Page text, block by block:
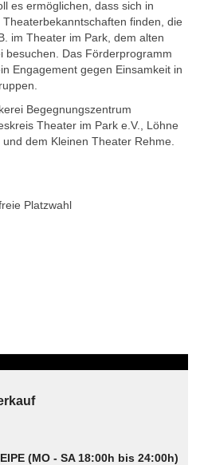
es ermöglichen, dass sich in
finden, die
im Theater im Park, dem alten
besuchen. Das Förderprogramm
Engagement gegen Einsamkeit in
Begegnungszentrum
Theater im Park e.V., Löhne
dem Kleinen Theater Rehme.
Platzwahl
(MO - SA 18:00h bis 24:00h)